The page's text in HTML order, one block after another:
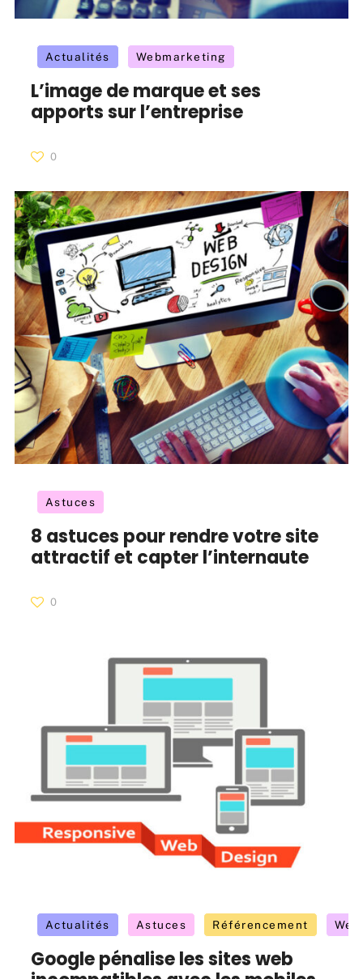
Actualités Webmarketing
L’image de marque et ses
apports sur l’entreprise
0
Astuces
8 astuces pour rendre votre site
attractif et capter l’internaute
0
Actualités Astuces Référencement
Google pénalise les sites web